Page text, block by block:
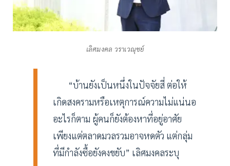
เลิศมงคล วราเวณุชย์
“บ้านยังเป็นหนึ่งในปัจจัยสี่ ต่อให้
เกิดสงครามหรือเหตุการณ์ความไม่แน่นอ
อะไรก็ตาม ผู้คนก็ยังต้องหาที่อยู่อาศัย
เพียงแต่ตลาดมวลรวมอาจหดตัว แต่กลุ่ม
ที่มีกำลังซื้อยังคงขยับ” เลิศมงคลระบุ